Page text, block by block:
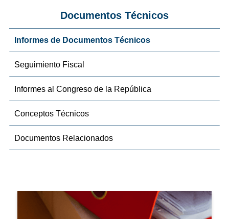
Documentos Técnicos
Informes de Documentos Técnicos
Seguimiento Fiscal
Informes al Congreso de la República
Conceptos Técnicos
Documentos Relacionados